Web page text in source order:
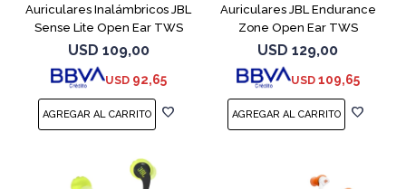
Auriculares Inalámbricos JBL
Sense Lite Open Ear TWS
Blanco
USD 109,00
USD 92,65
Auriculares JBL Endurance
Zone Open Ear TWS
Bluetooth Black
USD 129,00
USD 109,65